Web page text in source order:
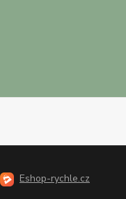
Eshop-rychle.cz